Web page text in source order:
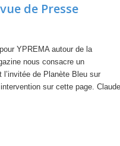
de Presse
YPREMA autour de la
nous consacre un
de Planète Bleu sur
sur cette page. Claude